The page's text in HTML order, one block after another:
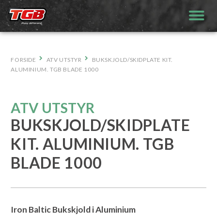
Hopp
til
innhold
FORSIDE ATV UTSTYR
BUKSKJOLD/SKIDPLATE KIT.
ALUMINIUM. TGB BLADE 1000
ATV UTSTYR
BUKSKJOLD/SKIDPLATE
KIT. ALUMINIUM. TGB
BLADE 1000
Iron Baltic Bukskjold i Aluminium